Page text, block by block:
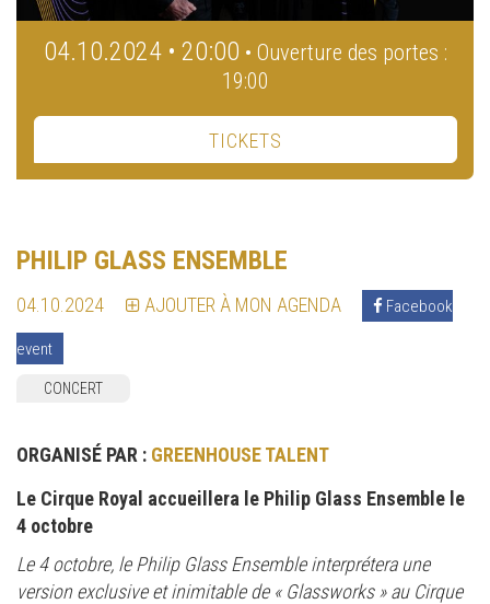
04.10.2024 • 20:00 • Ouverture des portes :
19:00
TICKETS
PHILIP GLASS ENSEMBLE
04.10.2024 AJOUTER À MON AGENDA Facebook
event
CONCERT
ORGANISÉ PAR : GREENHOUSE TALENT
Le Cirque Royal accueillera le Philip Glass Ensemble le
4 octobre
Le 4 octobre, le Philip Glass Ensemble interprétera une
version exclusive et inimitable de « Glassworks » au Cirque